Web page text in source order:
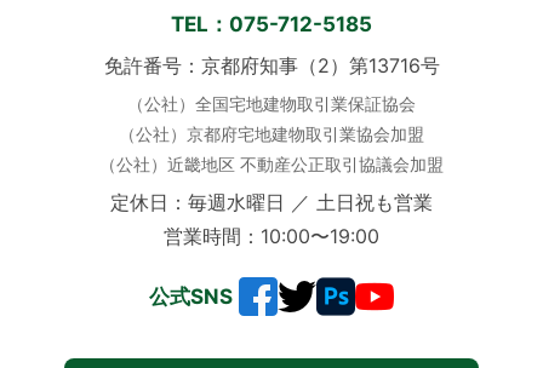
TEL：075-712-5185
免許番号：京都府知事（2）第13716号
（公社）全国宅地建物取引業保証協会
（公社）京都府宅地建物取引業協会加盟
（公社）近畿地区 不動産公正取引協議会加盟
定休日：毎週水曜日 ／ 土日祝も営業
営業時間：10:00〜19:00
公式SNS